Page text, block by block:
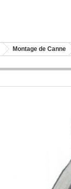
Montage de Canne